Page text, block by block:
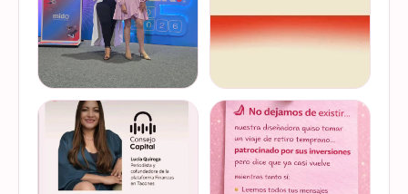
Felices de haber sido
invitadas, por cuarto año
consecutivo, a participar en
la Global Money Week, una
iniciativa que impulsa la
educación f…
VER EN
INSTAGRAM
Del 17 al 22 de marzo se
lleva a cabo la Global
Money Week 2026 (Semana
Mundial del Dinero).
Finanzas en Tacones
somos parte de esta
Jornada…
VER EN
INSTAGRAM